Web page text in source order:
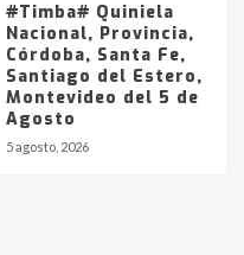
#Timba# Quiniela
Nacional, Provincia,
Córdoba, Santa Fe,
Santiago del Estero,
Montevideo del 5 de
Agosto
5 agosto, 2026